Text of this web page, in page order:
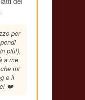
per
più!),
a me
mi
e il
❤️